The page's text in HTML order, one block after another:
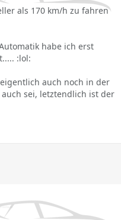
als 170 km/h zu fahren
habe ich erst
:lol:
auch noch in der
sei, letztendlich ist der